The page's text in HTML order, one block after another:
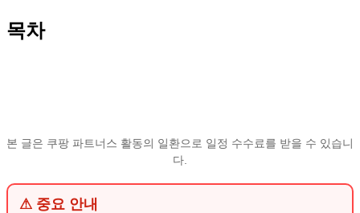
목차
본 글은 쿠팡 파트너스 활동의 일환으로 일정 수수료를 받을 수 있습니
다.
⚠ 중요 안내